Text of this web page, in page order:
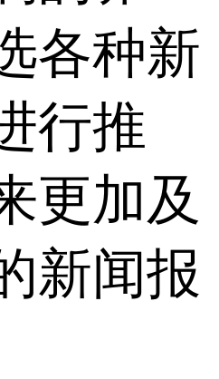
各种新
行推
更加及
新闻报